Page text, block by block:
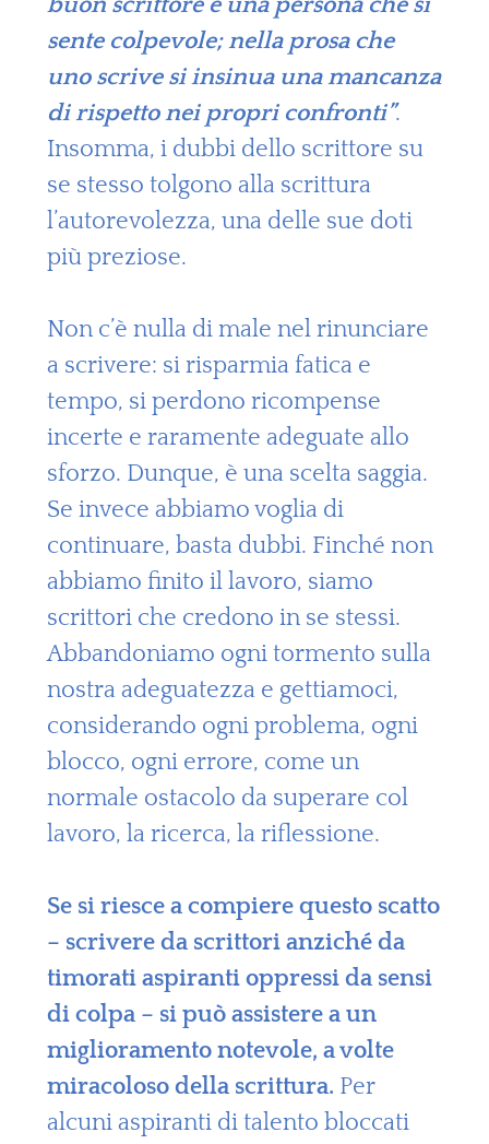
sente colpevole; nella prosa che
uno scrive si insinua una mancanza
di rispetto nei propri confronti”.
Insomma, i dubbi dello scrittore su
se stesso tolgono alla scrittura
l’autorevolezza, una delle sue doti
più preziose.
Non c’è nulla di male nel rinunciare
a scrivere: si risparmia fatica e
tempo, si perdono ricompense
incerte e raramente adeguate allo
sforzo. Dunque, è una scelta saggia.
Se invece abbiamo voglia di
continuare, basta dubbi. Finché non
abbiamo finito il lavoro, siamo
scrittori che credono in se stessi.
Abbandoniamo ogni tormento sulla
nostra adeguatezza e gettiamoci,
considerando ogni problema, ogni
blocco, ogni errore, come un
normale ostacolo da superare col
lavoro, la ricerca, la riflessione.
Se si riesce a compiere questo scatto
– scrivere da scrittori anziché da
timorati aspiranti oppressi da sensi
di colpa – si può assistere a un
miglioramento notevole, a volte
miracoloso della scrittura. Per
alcuni aspiranti di talento bloccati